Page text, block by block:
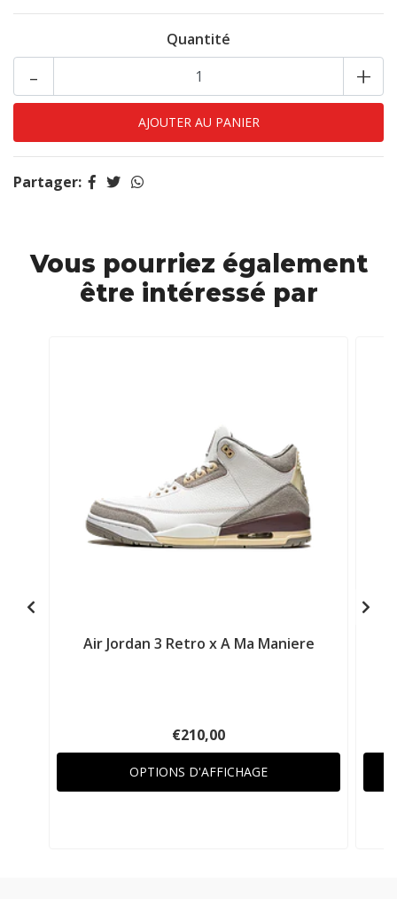
Quantité
+
-
Partager:
Vous pourriez également
être intéressé par
Air Jordan 3 Retro x A Ma Maniere
€210,00
OPTIONS D'AFFICHAGE